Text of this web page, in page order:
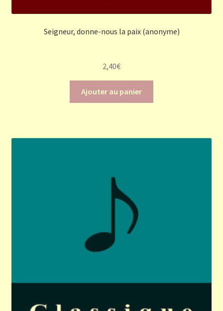
Seigneur, donne-nous la paix (anonyme)
2,40€
Ajouter au panier